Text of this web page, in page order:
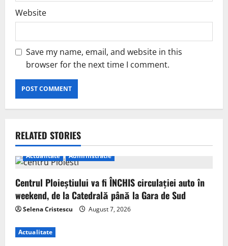
Website
Save my name, email, and website in this
browser for the next time I comment.
RELATED STORIES
Actualitate Administratie
Centrul Ploieștiului va fi ÎNCHIS circulației auto în
weekend, de la Catedrală până la Gara de Sud
Selena Cristescu August 7, 2026
Actualitate